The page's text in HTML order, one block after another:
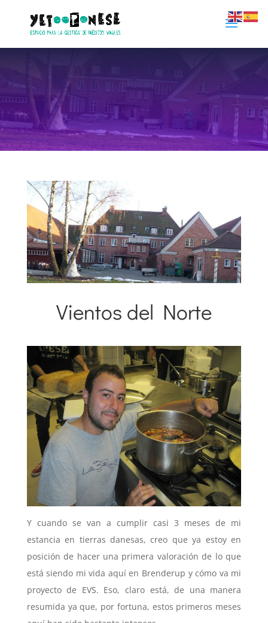
Vientos del Norte
Y cuando se van a cumplir casi 3 meses de mi
estancia en tierras danesas, creo que ya estoy en
posición de hacer una primera valoración de lo que
está siendo mi vida aquí en Brenderup y cómo va mi
proyecto de EVS. Eso, claro está, de una manera
resumida ya que, por fortuna, estos primeros meses